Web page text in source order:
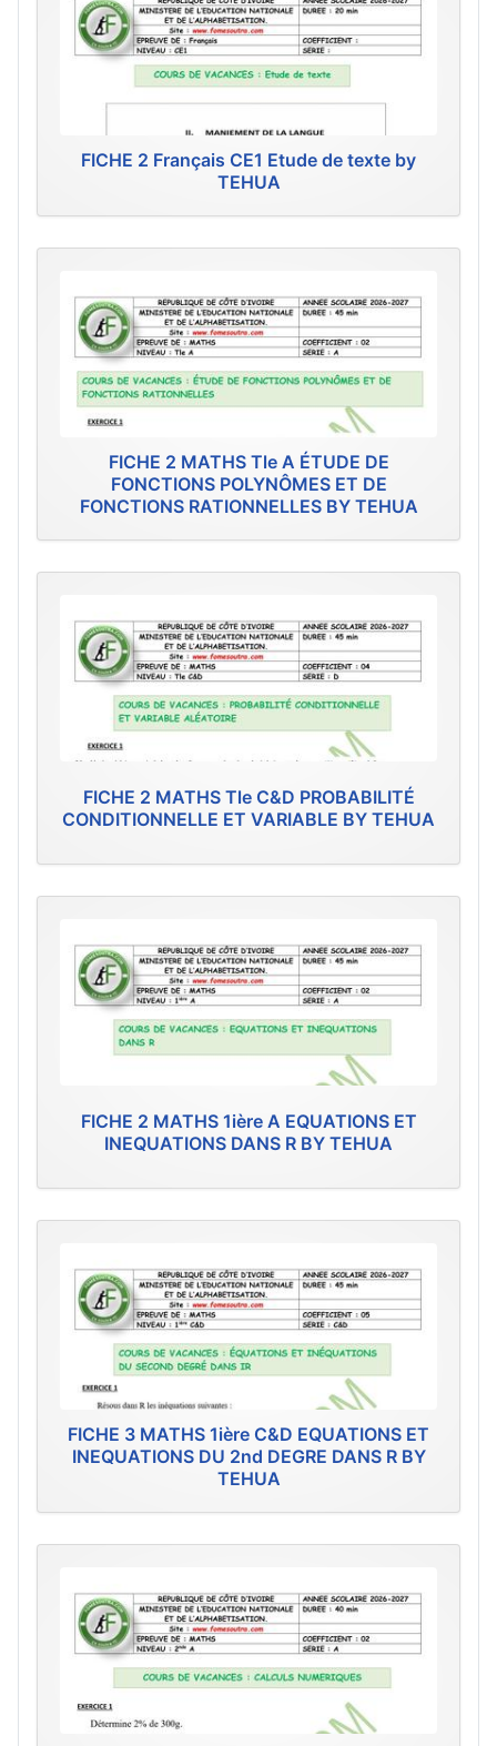
FICHE 2 Français CE1 Etude de texte by
TEHUA
FICHE 2 MATHS Tle A ÉTUDE DE
FONCTIONS POLYNÔMES ET DE
FONCTIONS RATIONNELLES BY TEHUA
FICHE 2 MATHS Tle C&D PROBABILITÉ
CONDITIONNELLE ET VARIABLE BY TEHUA
FICHE 2 MATHS 1ière A EQUATIONS ET
INEQUATIONS DANS R BY TEHUA
FICHE 3 MATHS 1ière C&D EQUATIONS ET
INEQUATIONS DU 2nd DEGRE DANS R BY
TEHUA